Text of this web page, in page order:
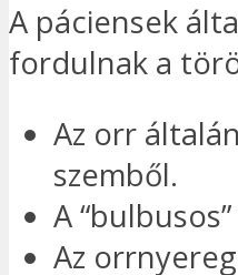
A páciensek
fordulnak a
Az orr
szemből.
A
Az